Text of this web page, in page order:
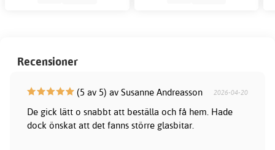
Recensioner
(5 av 5) av Susanne Andreasson 2026-04-20
De gick lätt o snabbt att beställa och få hem. Hade
dock önskat att det fanns större glasbitar.